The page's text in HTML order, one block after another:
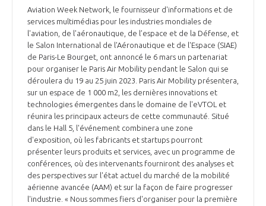
Aviation Week Network, le fournisseur d'informations et de
services multimédias pour les industries mondiales de
l'aviation, de l'aéronautique, de l’espace et de la Défense, et
le Salon International de l'Aéronautique et de l'Espace (SIAE)
de Paris-Le Bourget, ont annoncé le 6 mars un partenariat
pour organiser le Paris Air Mobility pendant le Salon qui se
déroulera du 19 au 25 juin 2023. Paris Air Mobility présentera,
sur un espace de 1 000 m2, les dernières innovations et
technologies émergentes dans le domaine de l'eVTOL et
réunira les principaux acteurs de cette communauté. Situé
dans le Hall 5, l'événement combinera une zone
d'exposition, où les fabricants et startups pourront
présenter leurs produits et services, avec un programme de
conférences, où des intervenants fourniront des analyses et
des perspectives sur l'état actuel du marché de la mobilité
aérienne avancée (AAM) et sur la façon de faire progresser
l'industrie. « Nous sommes fiers d'organiser pour la première